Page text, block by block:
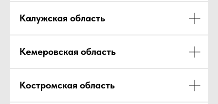
Калужская область
Кемеровская область
Костромская область